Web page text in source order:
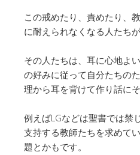
この戒めたり、責めたり、
に耐えられなくなる人たちが
その人たちは、耳に心地よ
の好みに従って自分たちの
理から耳を背けて作り話に
例えばLGなどは聖書では禁
支持する教師たちを求めて
題とかもです。